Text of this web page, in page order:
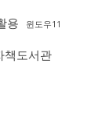
용 윈도우11
책도서관